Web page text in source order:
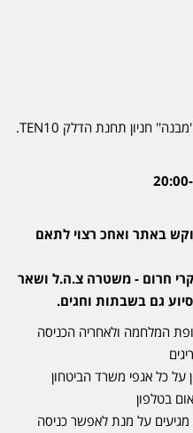
האילן 4 אור עקיבא - מתחם העסקים ''מבנה'' חניון תחנת הדלק TEN10.
באתר ואחכ רצוי לתאם
חרום - משטרה צ.ה.ל ושאר
גם בשבתות וחגים.
המלחמה ולאחריה הכניסה
על כל אגפי משרד הביטחון
בטלפון
מגיעים על מנת לאפשר כניסה